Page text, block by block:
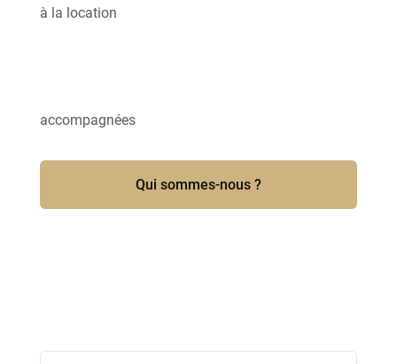
à la location
accompagnées
Qui sommes-nous ?